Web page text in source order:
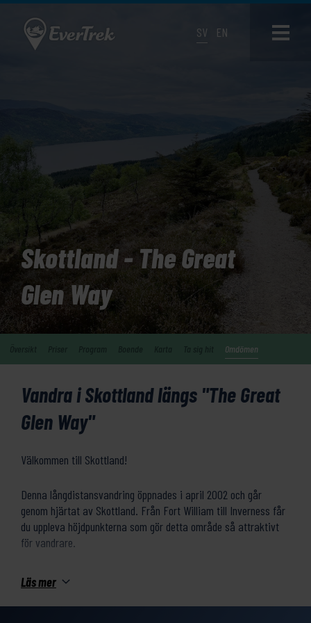
SV EN
Skottland - The Great
Glen Way
Omdömen
Vandra i Skottland längs "The Great
Glen Way"
Välkommen till Skottland!
Denna långdistansvandring öppnades i april 2002 och går
genom hjärtat av Skottland. Från Fort William till Inverness får
du uppleva höjdpunkterna som gör detta område så attraktivt
för vandrare.
Leden passerar vid foten av Ben Nevis (1344 m), Storbritanniens
högsta berg. Du vandrar längs slingrande skogsstigar vid Loch
Ness stränder och genom en varierad natur med
Läs mer